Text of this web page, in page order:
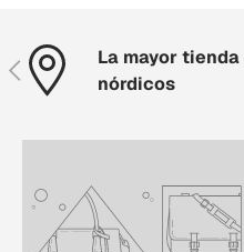
Anterior
La mayor
nórdicos